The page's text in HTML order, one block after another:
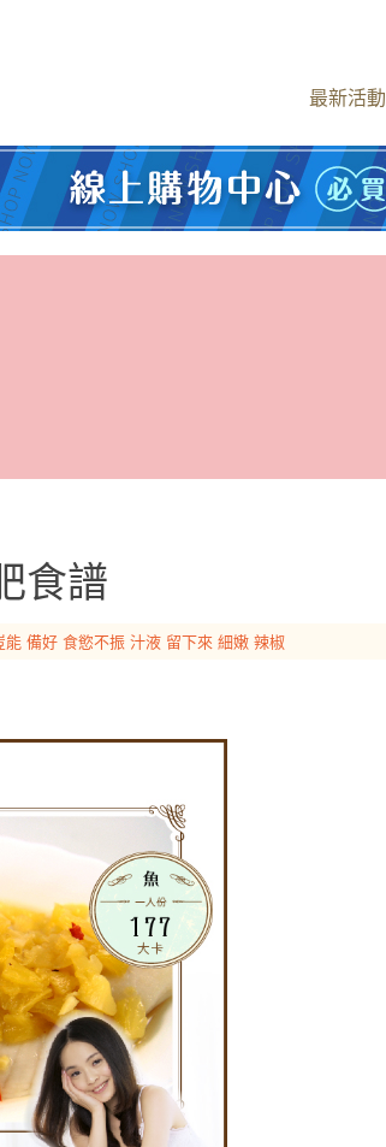
最新活動
食譜
能 備好 食慾不振 汁液 留下來 細嫩 辣椒